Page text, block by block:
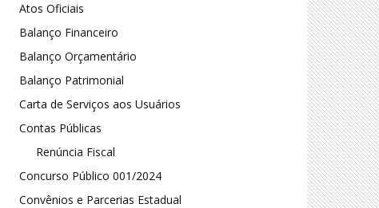
Atos Oficiais
Balanço Financeiro
Balanço Orçamentário
Balanço Patrimonial
Carta de Serviços aos Usuários
Contas Públicas
Renúncia Fiscal
Concurso Público 001/2024
Convênios e Parcerias Estadual